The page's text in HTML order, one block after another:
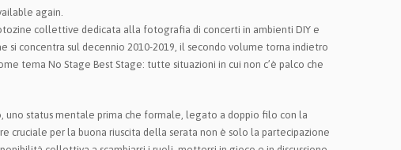
again.
collettive dedicata alla fotografia di concerti in ambienti DIY e
si concentra sul decennio 2010-2019, il secondo volume torna indietro
tema No Stage Best Stage: tutte situazioni in cui non c’è palco che
uno status mentale prima che formale, legato a doppio filo con la
cruciale per la buona riuscita della serata non è solo la partecipazione